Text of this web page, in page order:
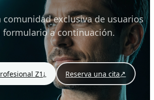
comunidad exclusiva de usuarios
formulario a continuación.
Z1 ↓ Reserva una cita↗